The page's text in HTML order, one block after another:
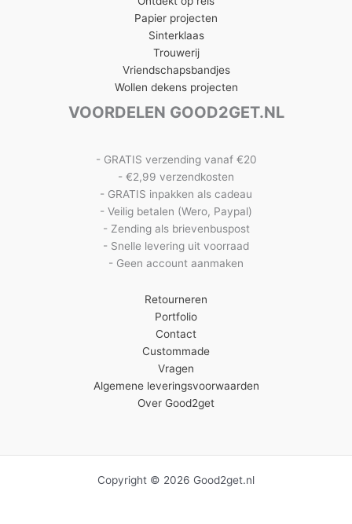
Papier projecten
Sinterklaas
Trouwerij
Vriendschapsbandjes
Wollen dekens projecten
VOORDELEN GOOD2GET.NL
- GRATIS verzending vanaf €20
- €2,99 verzendkosten
- GRATIS inpakken als cadeau
- Veilig betalen (Wero, Paypal)
- Zending als brievenbuspost
- Snelle levering uit voorraad
- Geen account aanmaken
Retourneren
Portfolio
Contact
Custommade
Vragen
Algemene leveringsvoorwaarden
Over Good2get
Copyright © 2026 Good2get.nl